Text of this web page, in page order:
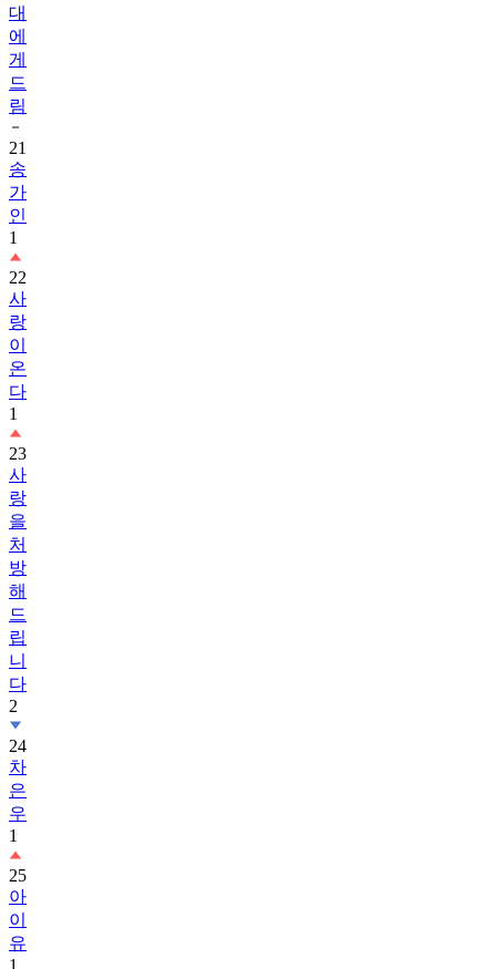
대
에
게
드
림
21
송
가
인
1
22
사
랑
이
온
다
1
23
사
랑
을
처
방
해
드
립
니
다
2
24
차
은
우
1
25
아
이
유
1